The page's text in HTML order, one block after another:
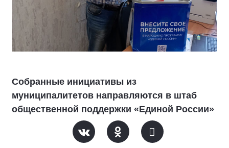
Собранные инициативы из
муниципалитетов направляются в штаб
общественной поддержки «Единой России»